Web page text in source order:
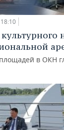
в ОКН